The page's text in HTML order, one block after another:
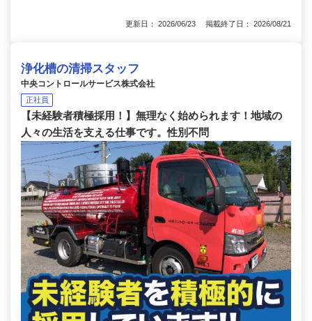
更新日： 2026/06/23 掲載終了日： 2026/08/21
浄化槽の清掃スタッフ
中央コントロールサービス株式会社
正社員
【未経験者積極採用！】無理なく始められます！地域の
人々の生活を支える仕事です。性別不問